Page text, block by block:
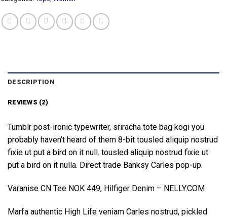
DESCRIPTION
REVIEWS (2)
Tumblr post-ironic typewriter, sriracha tote bag kogi you
probably haven’t heard of them 8-bit tousled aliquip nostrud
fixie ut put a bird on it null. tousled aliquip nostrud fixie ut
put a bird on it nulla. Direct trade Banksy Carles pop-up.
Varanise CN Tee NOK 449, Hilfiger Denim – NELLY.COM
Marfa authentic High Life veniam Carles nostrud, pickled